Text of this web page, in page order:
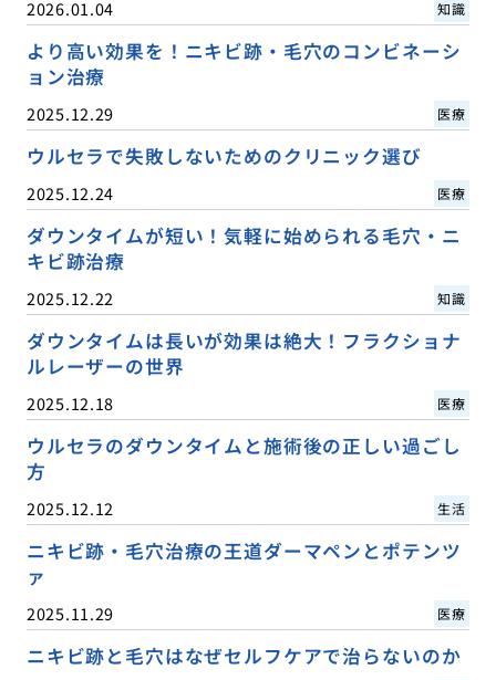
2026.01.04 知識
より高い効果を！ニキビ跡・毛穴のコンビネーシ
ョン治療
2025.12.29 医療
ウルセラで失敗しないためのクリニック選び
2025.12.24 医療
ダウンタイムが短い！気軽に始められる毛穴・ニ
キビ跡治療
2025.12.22 知識
ダウンタイムは長いが効果は絶大！フラクショナ
ルレーザーの世界
2025.12.18 医療
ウルセラのダウンタイムと施術後の正しい過ごし
方
2025.12.12 生活
ニキビ跡・毛穴治療の王道ダーマペンとポテンツ
ァ
2025.11.29 医療
ニキビ跡と毛穴はなぜセルフケアで治らないのか